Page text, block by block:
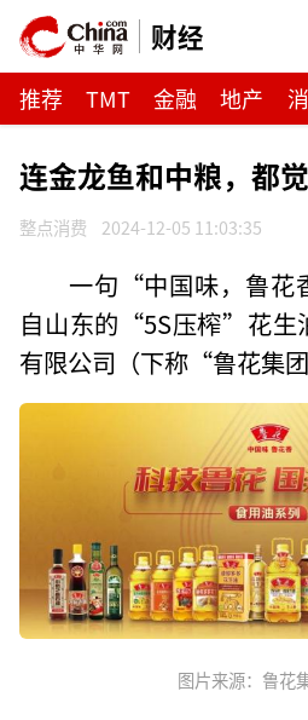
财经
推荐 TMT 金融 地产
连金龙鱼和中粮，都
整点消费 2024-12-05 11:03:35
一句“中国味，鲁花
自山东的“5S压榨”花生
有限公司（下称“鲁花集
图片来源：鲁花